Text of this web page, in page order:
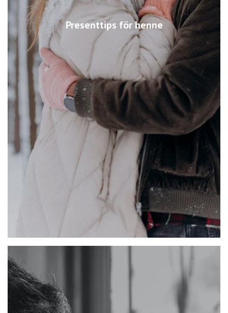
Presenttips för henne